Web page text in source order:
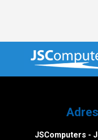
JSComputers -